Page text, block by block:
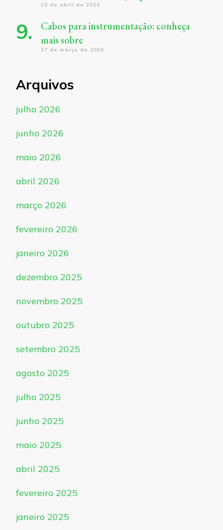
20 de abril de 2026
Cabos para instrumentação: conheça
mais sobre
27 de março de 2026
Arquivos
julho 2026
junho 2026
maio 2026
abril 2026
março 2026
fevereiro 2026
janeiro 2026
dezembro 2025
novembro 2025
outubro 2025
setembro 2025
agosto 2025
julho 2025
junho 2025
maio 2025
abril 2025
fevereiro 2025
janeiro 2025